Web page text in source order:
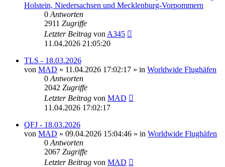
Holstein, Niedersachsen und Mecklenburg-Vorpommern
0 Antworten
2911 Zugriffe
Letzter Beitrag von A345
11.04.2026 21:05:20
TLS - 18.03.2026
von MAD » 11.04.2026 17:02:17 » in Worldwide Flughäfen
0 Antworten
2042 Zugriffe
Letzter Beitrag von MAD
11.04.2026 17:02:17
QFJ - 18.03.2026
von MAD » 09.04.2026 15:04:46 » in Worldwide Flughäfen
0 Antworten
2067 Zugriffe
Letzter Beitrag von MAD